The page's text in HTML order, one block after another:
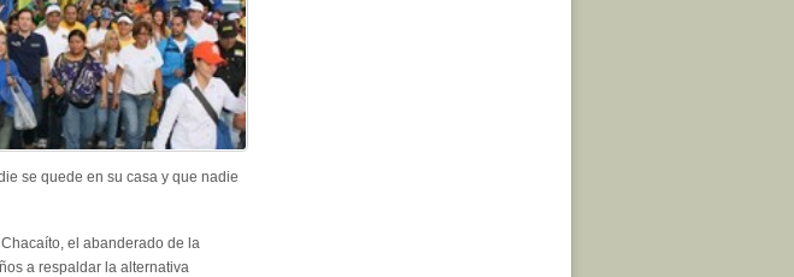
se quede en su casa y que nadie
el abanderado de la
a respaldar la alternativa